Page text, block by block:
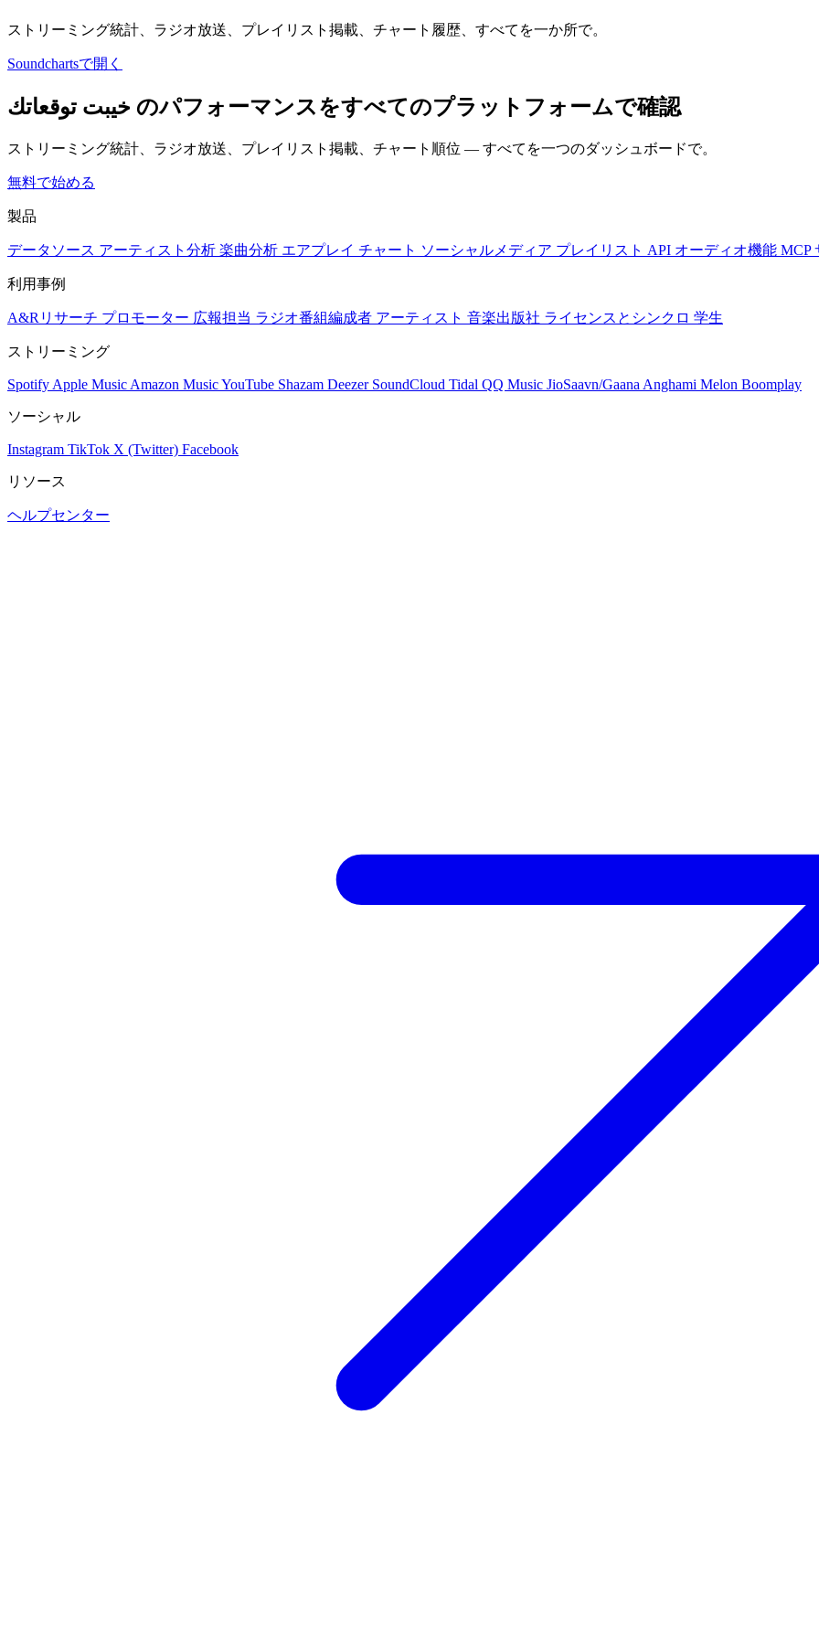
ストリーミング統計、ラジオ放送、プレイリスト掲載、チャート履歴、すべてを一か所で。
Soundchartsで開く
خيبت توقعاتك のパフォーマンスをすべてのプラットフォームで確認
ストリーミング統計、ラジオ放送、プレイリスト掲載、チャート順位 — すべてを一つのダッシュボードで。
無料で始める
製品
データソース アーティスト分析 楽曲分析 エアプレイ チャート ソーシャルメディア プレイリスト API オーディオ機能 MCP
利用事例
A&Rリサーチ プロモーター 広報担当 ラジオ番組編成者 アーティスト 音楽出版社 ライセンスとシンクロ 学生
ストリーミング
Spotify Apple Music Amazon MusicYouTube Shazam Deezer SoundCloud Tidal QQ Music JioSaavn/Gaana Anghami Melon Boomplay
ソーシャル
Instagram TikTok X (Twitter) Facebook
リソース
ヘルプセンター